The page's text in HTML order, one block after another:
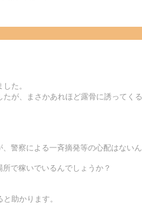
た。
が、まさかあれほど露骨に誘って
警察による一斉摘発等の心配はない
で稼いでいるんでしょうか？
助かります。